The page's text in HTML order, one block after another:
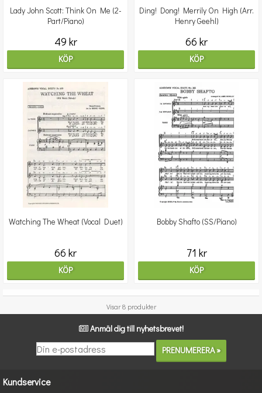
Lady John Scott: Think On Me (2-
Part/Piano)
49 kr
KÖP
Ding! Dong! Merrily On High (Arr.
Henry Geehl)
66 kr
KÖP
Watching The Wheat (Vocal Duet)
66 kr
KÖP
Bobby Shafto (SS/Piano)
71 kr
KÖP
Visar 8 produkter
Anmäl dig till nyhetsbrevet!
Kundservice